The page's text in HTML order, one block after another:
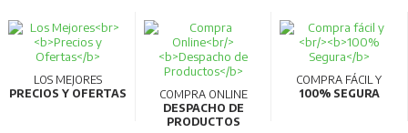
LOS MEJORES
PRECIOS Y OFERTAS
COMPRA ONLINE
DESPACHO DE
PRODUCTOS
COMPRA FÁCIL Y
100% SEGURA